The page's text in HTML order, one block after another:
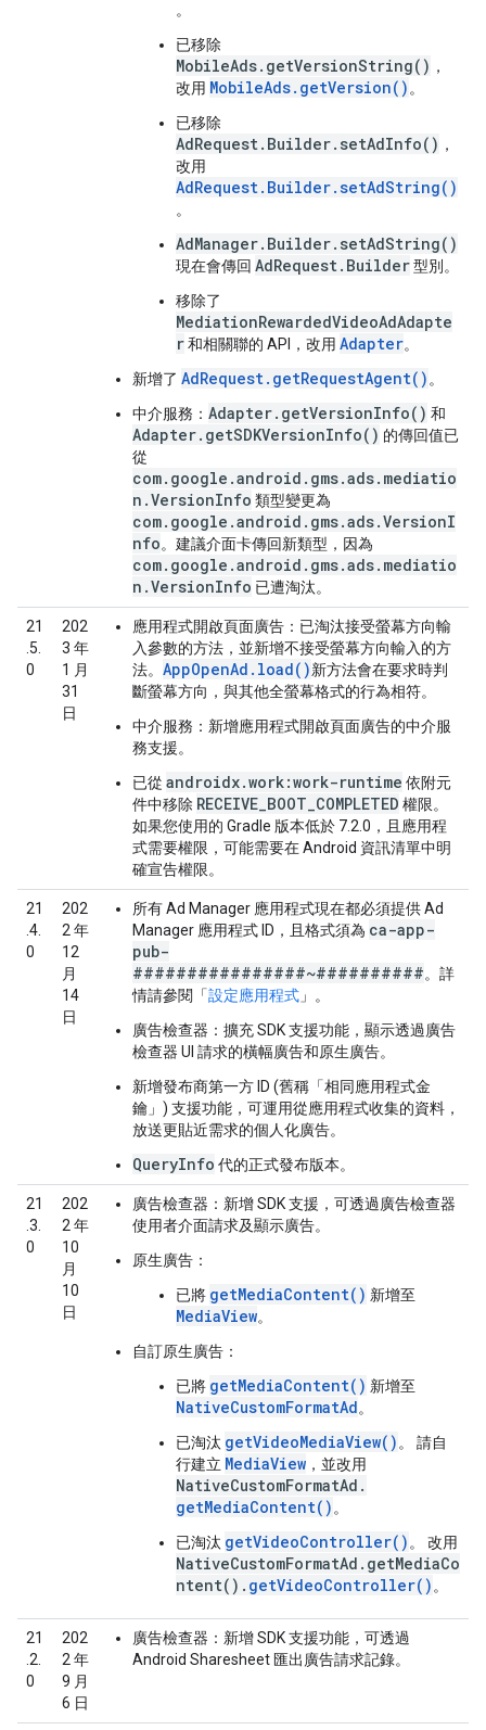
。
已移除
MobileAds.getVersionString() ，
改用 MobileAds.getVersion() 。
已移除
AdRequest.Builder.setAdInfo() ，
改用
AdRequest.Builder.setAdString()
。
AdManager.Builder.setAdString()
現在會傳回 AdRequest.Builder型別。
移除了
MediationRewardedVideoAdAdapte
r和相關聯的 API，改用 Adapter。
新增了 AdRequest.getRequestAgent() 。
中介服務： Adapter.getVersionInfo() 和
Adapter.getSDKVersionInfo() 的傳回值已
從
com.google.android.gms.ads.mediatio
n.VersionInfo 類型變更為
com.google.android.gms.ads.VersionI
nfo。建議介面卡傳回新類型，因為
com.google.android.gms.ads.mediatio
n.VersionInfo 已遭淘汰。
21
.5.
0
202
3 年
1 月
31
日
應用程式開啟頁面廣告： 已淘汰接受螢幕方向輸
入參數的方法，並新增不接受螢幕方向輸入的方
法。 AppOpenAd.load()新方法會在要求時判
斷螢幕方向，與其他全螢幕格式的行為相符。
中介服務： 新增應用程式開啟頁面廣告的中介服
務支援。
已從 androidx.work:work-runtime 依附元
件中移除 RECEIVE_BOOT_COMPLETED 權限。
如果您使用的 Gradle 版本低於 7.2.0，且應用程
式需要權限，可能需要在 Android 資訊清單中明
確宣告權限。
21
.4.
0
202
2 年
12
月
14
日
所有 Ad Manager 應用程式現在都必須提供 Ad
Manager 應用程式 ID，且格式須為 ca-app-
pub-
################~##########。詳
情請參閱「設定應用程式 」。
廣告檢查器： 擴充 SDK 支援功能，顯示透過廣告
檢查器 UI 請求的橫幅廣告和原生廣告。
新增發布商第一方 ID (舊稱「相同應用程式金
鑰」) 支援功能，可運用從應用程式收集的資料，
放送更貼近需求的個人化廣告。
QueryInfo 代的正式發布版本。
21
.3.
0
202
2 年
10
月
10
日
廣告檢查器： 新增 SDK 支援，可透過廣告檢查器
使用者介面請求及顯示廣告。
原生廣告：
已將 getMediaContent() 新增至
MediaView。
自訂原生廣告：
已將 getMediaContent() 新增至
NativeCustomFormatAd。
已淘汰 getVideoMediaView() 。 請自
行建立 MediaView ，並改用
NativeCustomFormatAd.
getMediaContent() 。
已淘汰 getVideoController() 。 改用
NativeCustomFormatAd.getMediaCo
ntent(). getVideoController() 。
21
.2.
0
202
2 年
9 月
6 日
廣告檢查器： 新增 SDK 支援功能，可透過
Android Sharesheet 匯出廣告請求記錄。